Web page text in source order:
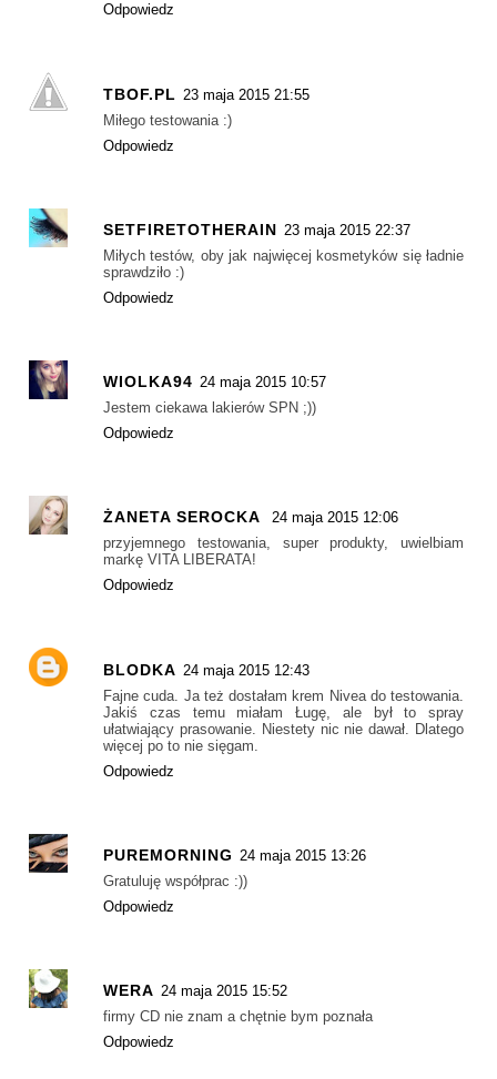
Odpowiedz
TBOF.PL 23 maja 2015 21:55
Miłego testowania :)
Odpowiedz
SETFIRETOTHERAIN 23 maja 2015 22:37
Miłych testów, oby jak najwięcej kosmetyków się ładnie
sprawdziło :)
Odpowiedz
WIOLKA94 24 maja 2015 10:57
Jestem ciekawa lakierów SPN ;))
Odpowiedz
ŻANETA SEROCKA
24 maja 2015 12:06
przyjemnego testowania, super produkty, uwielbiam
markę VITA LIBERATA!
Odpowiedz
BLODKA 24 maja 2015 12:43
Fajne cuda. Ja też dostałam krem Nivea do testowania.
Jakiś czas temu miałam Ługę, ale był to spray
ułatwiający prasowanie. Niestety nic nie dawał. Dlatego
więcej po to nie sięgam.
Odpowiedz
PUREMORNING 24 maja 2015 13:26
Gratuluję współprac :))
Odpowiedz
WERA 24 maja 2015 15:52
firmy CD nie znam a chętnie bym poznała
Odpowiedz